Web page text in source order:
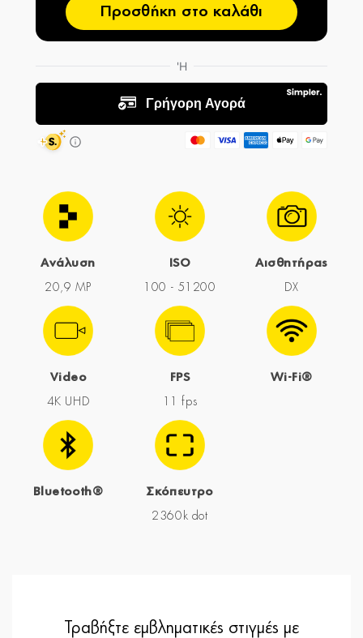
Προσθήκη στο καλάθι
Ανάλυση
20,9 MP
ISO
100 - 51200
Αισθητήρας
DX
Video
4K UHD
FPS
11 fps
Wi-Fi®
Bluetooth® Σκόπευτρο
2360k dot
Τραβήξτε εμβληματικές στιγμές με